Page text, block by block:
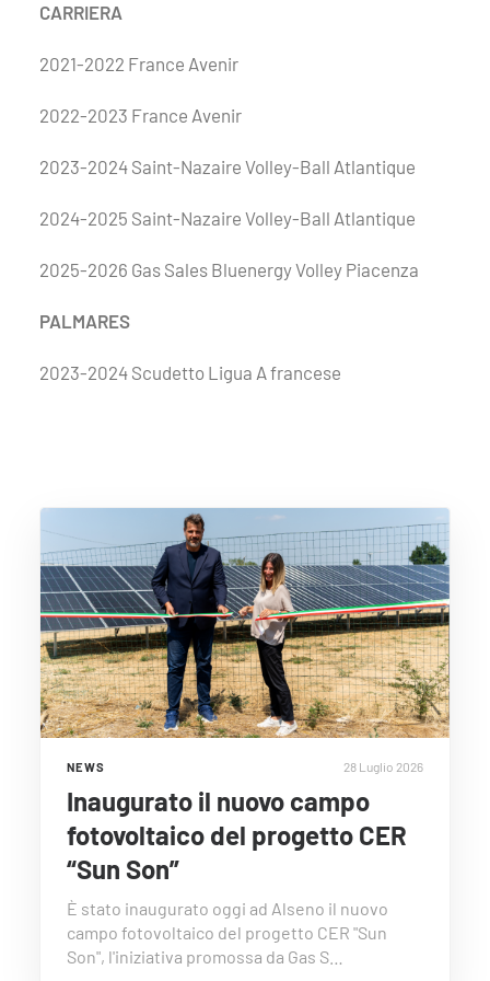
CARRIERA
2021-2022 France Avenir
2022-2023 France Avenir
2023-2024 Saint-Nazaire Volley-Ball Atlantique
2024-2025 Saint-Nazaire Volley-Ball Atlantique
2025-2026 Gas Sales Bluenergy Volley Piacenza
PALMARES
2023-2024 Scudetto Ligua A francese
NEWS 28 Luglio 2026
Inaugurato il nuovo campo
fotovoltaico del progetto CER
“Sun Son”
È stato inaugurato oggi ad Alseno il nuovo
campo fotovoltaico del progetto CER "Sun
Son", l'iniziativa promossa da Gas S…